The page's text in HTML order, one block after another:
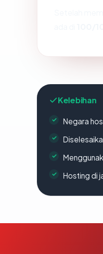
Kelebihan
Negara
Hosting di